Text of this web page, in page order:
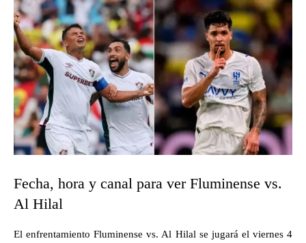
Fecha, hora y canal para ver Fluminense vs.
Al Hilal
El enfrentamiento Fluminense vs. Al Hilal se jugará el viernes 4